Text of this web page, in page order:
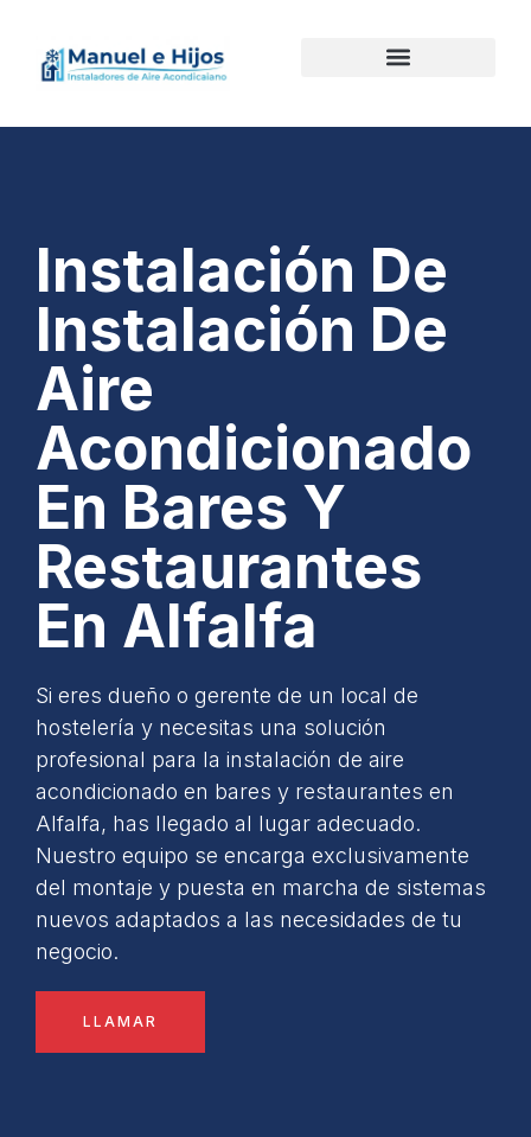
Instalación De
Instalación De
Aire
Acondicionado
En Bares Y
Restaurantes
En Alfalfa
Si eres dueño o gerente de un local de
hostelería y necesitas una solución
profesional para la instalación de aire
acondicionado en bares y restaurantes en
Alfalfa, has llegado al lugar adecuado.
Nuestro equipo se encarga exclusivamente
del montaje y puesta en marcha de sistemas
nuevos adaptados a las necesidades de tu
negocio.
LLAMAR